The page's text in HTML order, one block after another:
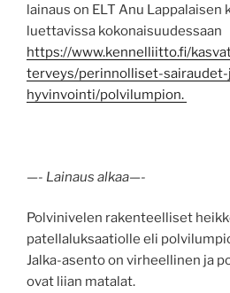
lainaus on ELT Anu
luettavissa kokonaisuudessaan
https://www.kennelliitto.fi/
terveys/perinnolliset-
hyvinvointi/polvilumpion.
—- Lainaus alkaa—-
Polvinivelen rakenteelliset
patellaluksaatiolle eli
Jalka-asento on virheellinen ja
ovat liian matalat.